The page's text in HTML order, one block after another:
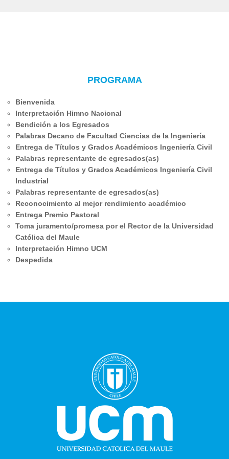
PROGRAMA
Bienvenida
Interpretación Himno Nacional
Bendición a los Egresados
Palabras Decano de Facultad Ciencias de la Ingeniería
Entrega de Títulos y Grados Académicos Ingeniería Civil
Palabras representante de egresados(as)
Entrega de Títulos y Grados Académicos Ingeniería Civil
Industrial
Palabras representante de egresados(as)
Reconocimiento al mejor rendimiento académico
Entrega Premio Pastoral
Toma juramento/promesa por el Rector de la Universidad
Católica del Maule
Interpretación Himno UCM
Despedida